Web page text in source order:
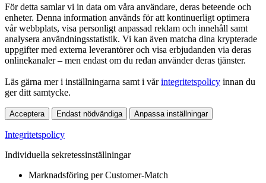
För detta samlar vi in data om våra användare, deras beteende och
enheter. Denna information används för att kontinuerligt optimera
vår webbplats, visa personligt anpassad reklam och innehåll samt
analysera användningsstatistik. Vi kan även matcha dina krypterade
uppgifter med externa leverantörer och visa erbjudanden via deras
onlinekanaler – men endast om du redan använder deras tjänster.
Läs gärna mer i inställningarna samt i vårintegritetspolicy innan du
ger ditt samtycke.
Acceptera Endast nödvändiga Anpassa inställningar
Integritetspolicy
Individuella sekretessinställningar
Marknadsföring per Customer-Match